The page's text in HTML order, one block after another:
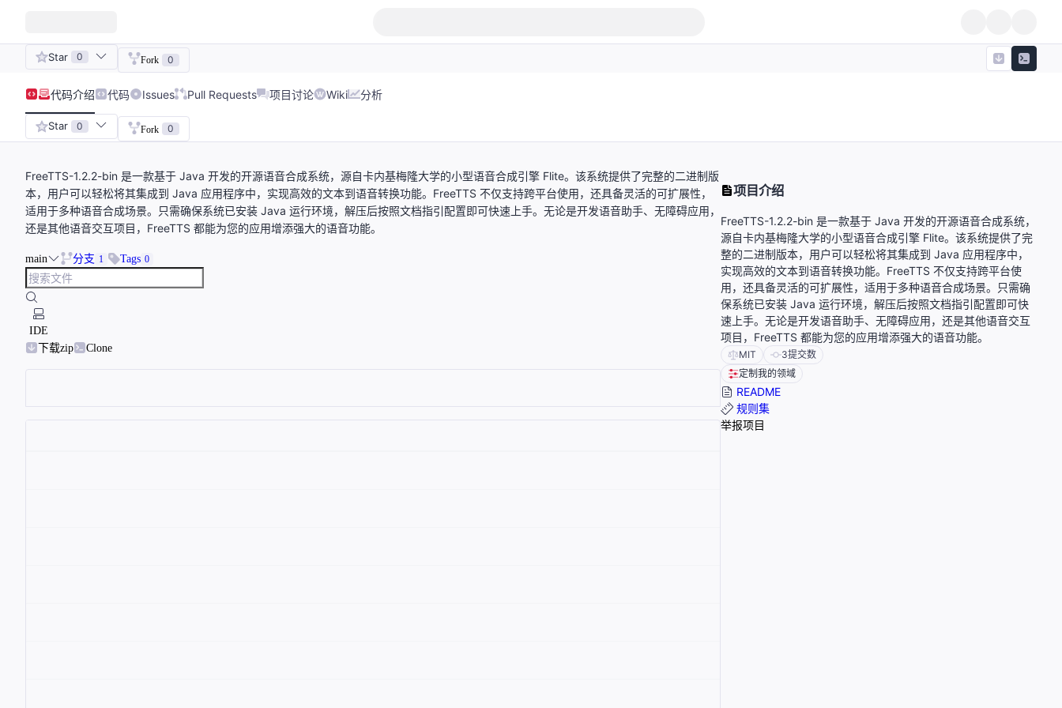
Star 0 Fork 0
代码介绍 代码 Issues Pull Requests 项目讨论 Wiki 分析
Star 0 Fork 0
FreeTTS-1.2.2-bin 是一款基于 Java 开发的开源语音合成系统，源自卡内基梅隆大学的小型语音合成引擎 Flite。该系统提供了完整的二进制版
本，用户可以轻松将其集成到 Java 应用程序中，实现高效的文本到语音转换功能。FreeTTS 不仅支持跨平台使用，还具备灵活的可扩展性，
适用于多种语音合成场景。只需确保系统已安装 Java 运行环境，解压后按照文档指引配置即可快速上手。无论是开发语音助手、无障碍应用，
还是其他语音交互项目，FreeTTS 都能为您的应用增添强大的语音功能。
main 分支 1 Tags 0
IDE
下载zip
Clone
项目介绍
FreeTTS-1.2.2-bin 是一款基于 Java 开发的开源语音合成系统，
源自卡内基梅隆大学的小型语音合成引擎 Flite。该系统提供了完
整的二进制版本，用户可以轻松将其集成到 Java 应用程序中，
实现高效的文本到语音转换功能。FreeTTS 不仅支持跨平台使
用，还具备灵活的可扩展性，适用于多种语音合成场景。只需确
保系统已安装 Java 运行环境，解压后按照文档指引配置即可快
速上手。无论是开发语音助手、无障碍应用，还是其他语音交互
项目，FreeTTS 都能为您的应用增添强大的语音功能。
MIT 3提交数
定制我的领域
README
规则集
举报项目